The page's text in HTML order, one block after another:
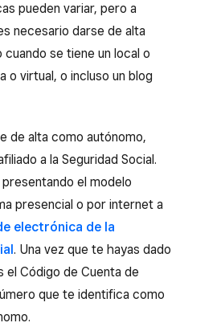
pueden variar, pero a
necesario darse de alta
se tiene un local o
o virtual, o incluso un blog
de alta como autónomo,
a la Seguridad Social.
el modelo
presencial o por internet a
electrónica de la
. Una vez que te hayas dado
el Código de Cuenta de
que te identifica como